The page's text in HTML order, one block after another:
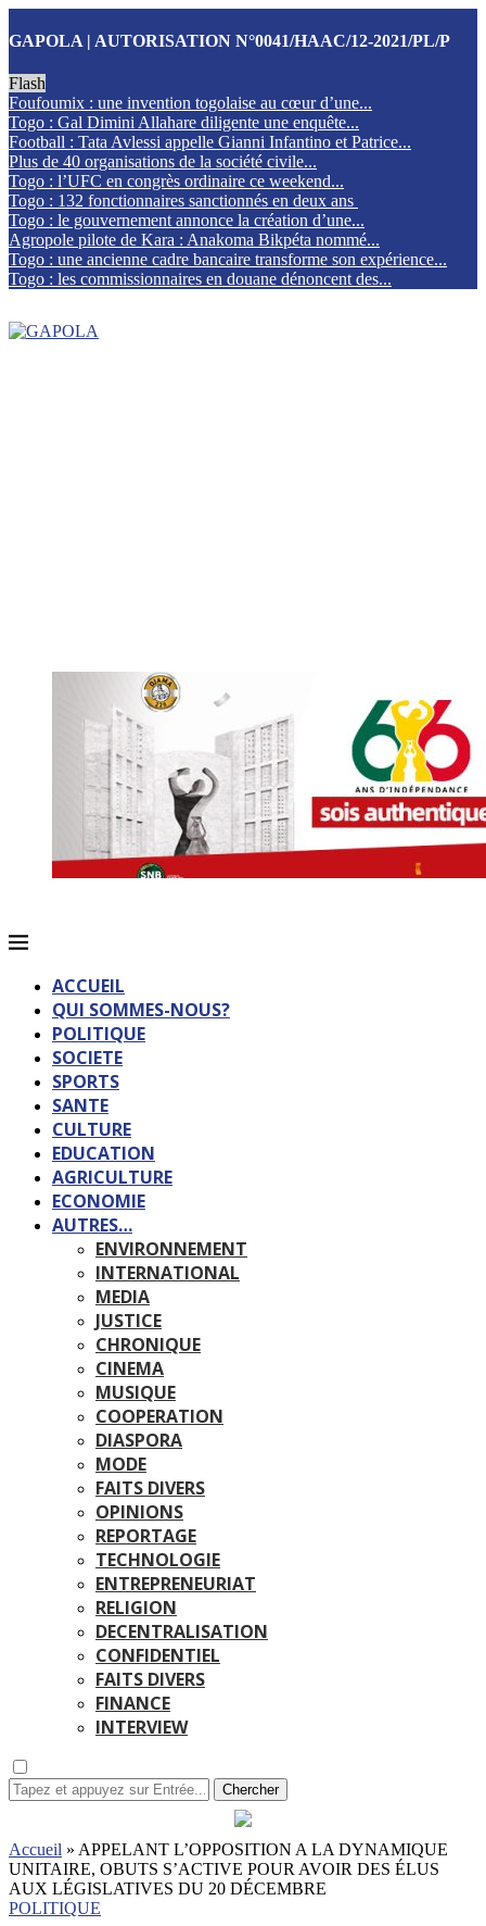
GAPOLA | AUTORISATION N°0041/HAAC/12-2021/PL/P
Flash
Foufoumix : une invention togolaise au cœur d’une...
Togo : Gal Dimini Allahare diligente une enquête...
Football : Tata Avlessi appelle Gianni Infantino et Patrice...
Plus de 40 organisations de la société civile...
Togo : l’UFC en congrès ordinaire ce weekend...
Togo : 132 fonctionnaires sanctionnés en deux ans
Togo : le gouvernement annonce la création d’une...
Agropole pilote de Kara : Anakoma Bikpéta nommé...
Togo : une ancienne cadre bancaire transforme son expérience...
Togo : les commissionnaires en douane dénoncent des...
ACCUEIL
QUI SOMMES-NOUS?
POLITIQUE
SOCIETE
SPORTS
SANTE
CULTURE
EDUCATION
AGRICULTURE
ECONOMIE
AUTRES…
ENVIRONNEMENT
INTERNATIONAL
MEDIA
JUSTICE
CHRONIQUE
CINEMA
MUSIQUE
COOPERATION
DIASPORA
MODE
FAITS DIVERS
OPINIONS
REPORTAGE
TECHNOLOGIE
ENTREPRENEURIAT
RELIGION
DECENTRALISATION
CONFIDENTIEL
FAITS DIVERS
FINANCE
INTERVIEW
Chercher
Accueil » APPELANT L’OPPOSITION A LA DYNAMIQUE
UNITAIRE, OBUTS S’ACTIVE POUR AVOIR DES ÉLUS
AUX LÉGISLATIVES DU 20 DÉCEMBRE
POLITIQUE